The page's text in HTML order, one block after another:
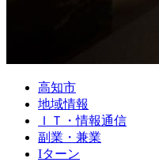
高知市
地域情報
ＩＴ・情報通信
副業・兼業
Iターン